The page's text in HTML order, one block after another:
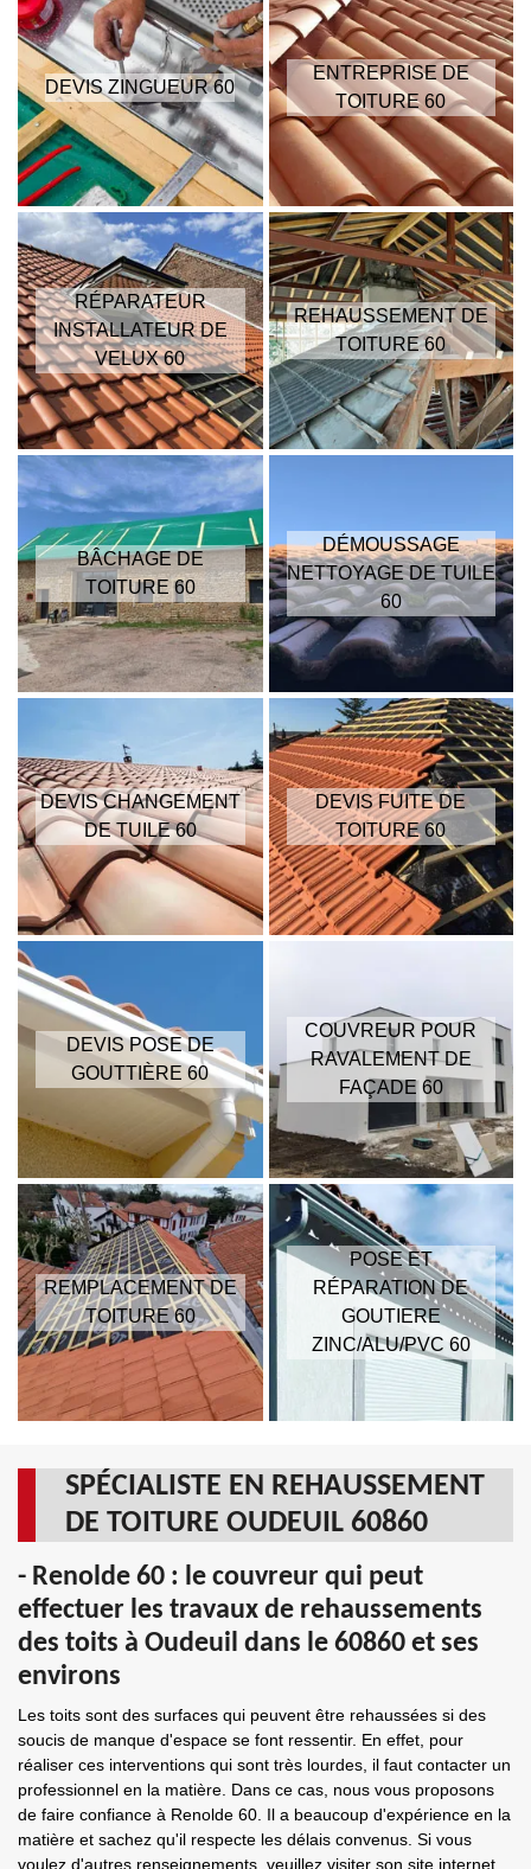
DEVIS ZINGUEUR 60
ENTREPRISE DE
TOITURE 60
RÉPARATEUR
INSTALLATEUR DE
VELUX 60
REHAUSSEMENT DE
TOITURE 60
BÂCHAGE DE
TOITURE 60
DÉMOUSSAGE
NETTOYAGE DE TUILE
60
DEVIS CHANGEMENT
DE TUILE 60
DEVIS FUITE DE
TOITURE 60
DEVIS POSE DE
GOUTTIÈRE 60
COUVREUR POUR
RAVALEMENT DE
FAÇADE 60
REMPLACEMENT DE
TOITURE 60
POSE ET
RÉPARATION DE
GOUTIERE
ZINC/ALU/PVC 60
SPÉCIALISTE EN REHAUSSEMENT
DE TOITURE OUDEUIL 60860
- Renolde 60 : le couvreur qui peut
effectuer les travaux de rehaussements
des toits à Oudeuil dans le 60860 et ses
environs
Les toits sont des surfaces qui peuvent être rehaussées si des
soucis de manque d'espace se font ressentir. En effet, pour
réaliser ces interventions qui sont très lourdes, il faut contacter un
professionnel en la matière. Dans ce cas, nous vous proposons
de faire confiance à Renolde 60. Il a beaucoup d'expérience en la
matière et sachez qu'il respecte les délais convenus. Si vous
voulez d'autres renseignements, veuillez visiter son site internet.